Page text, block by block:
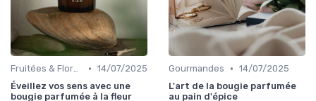
Fruitées & Florales • 14/07/2025
Éveillez vos sens avec une
bougie parfumée à la fleur
Gourmandes • 14/07/2025
L'art de la bougie parfumée
au pain d'épice